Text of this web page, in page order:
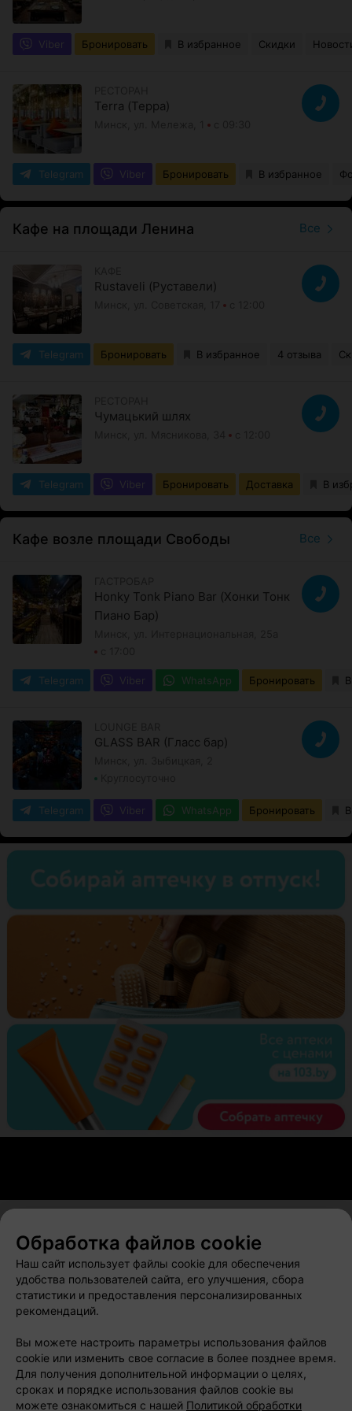
Viber Бронировать В избранное Скидки
Terra (Терра)
Telegram Viber Бронировать В избранное
Кафе на площади Ленина Все
Rustaveli (Руставели)
Telegram Бронировать В избранное 4 отзыва
Чумацький шлях
Telegram Viber Бронировать Доставка В
Кафе возле площади Свободы Все
Honky Tonk Piano Bar (Хонки Тонк
Пиано Бар)
Telegram Viber WhatsApp Бронировать
GLASS BAR (Гласс бар)
Telegram Viber WhatsApp Бронировать
О проекте Новости проекта
Вакансии
Публичный договор
Способы оплаты
Публичный договор по использованию сервиса
Написать в поддержку
Связаться по вопросам сотрудничества
Написать руководителю relax.by
Обработка файлов cookie
Наш сайт использует файлы cookie для обеспечения
удобства пользователей сайта, его улучшения, сбора
статистики и предоставления персонализированных
рекомендаций.
Вы можете настроить параметры использования файлов
cookie или изменить свое согласие в более позднее время.
Для получения дополнительной информации о целях,
сроках и порядке использования файлов cookie вы
можете ознакомиться с нашей Политикой обработки